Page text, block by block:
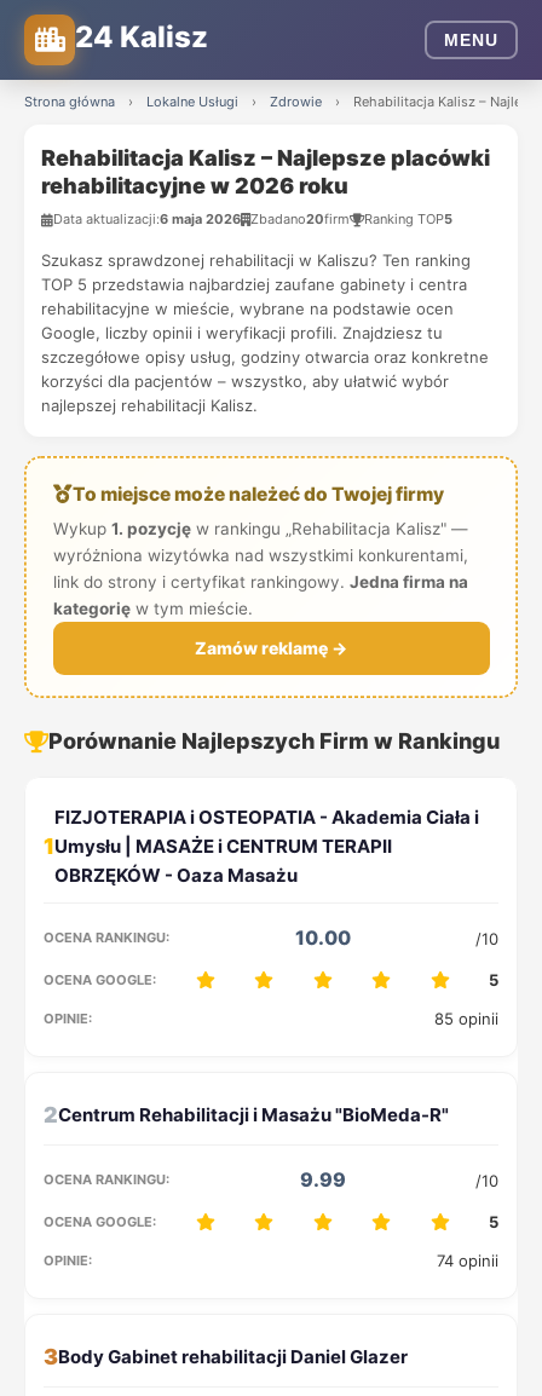
24 Kalisz MENU
Strona główna › Lokalne Usługi › Zdrowie › Rehabilitacja Kalisz –
Rehabilitacja Kalisz – Najlepsze placówki
rehabilitacyjne w 2026 roku
Data aktualizacji:6 maja 2026 Zbadano20firm Ranking TOP5
Szukasz sprawdzonej rehabilitacji w Kaliszu? Ten ranking
TOP 5 przedstawia najbardziej zaufane gabinety i centra
rehabilitacyjne w mieście, wybrane na podstawie ocen
Google, liczby opinii i weryfikacji profili. Znajdziesz tu
szczegółowe opisy usług, godziny otwarcia oraz konkretne
korzyści dla pacjentów – wszystko, aby ułatwić wybór
najlepszej rehabilitacji Kalisz.
To miejsce może należeć do Twojej firmy
Wykup 1. pozycjęw rankingu „Rehabilitacja Kalisz" —
wyróżniona wizytówka nad wszystkimi konkurentami,
link do strony i certyfikat rankingowy. Jedna firma na
kategorięw tym mieście.
Zamów reklamę →
Porównanie Najlepszych Firm w Rankingu
1
10.00 /10
5
85 opinii
2
9.99 /10
5
74 opinii
3